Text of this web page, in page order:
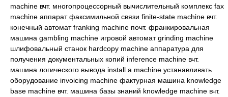
machine вчт. многопроцессорный вычислительный комплекс fax
machine аппарат факсимильной связи finite-state machine вчт.
конечный автомат franking machine почт. франкировальная
машина gambling machine игровой автомат grinding machine
шлифовальный станок hardcopy machine аппаратура для
получения документальных копий inference machine вчт.
машина логического вывода install a machine устанавливать
оборудование invoicing machine фактурная машина knowledge
base machine вчт. машина базы знаний knowledge machine вчт.